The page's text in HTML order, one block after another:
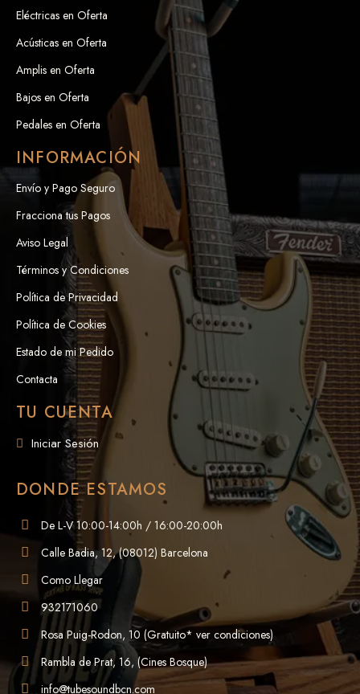
Eléctricas en Oferta
Acústicas en Oferta
Amplis en Oferta
Bajos en Oferta
Pedales en Oferta
INFORMACIÓN
Envío y Pago Seguro
Fracciona tus Pagos
Aviso Legal
Términos y Condiciones
Política de Privacidad
Política de Cookies
Estado de mi Pedido
Contacta
TU CUENTA
Iniciar Sesión
DONDE ESTAMOS
De L-V 10:00-14:00h / 16:00-20:00h
Calle Badia, 12, (08012) Barcelona
Como Llegar
932171060
Rosa Puig-Rodon, 10 (Gratuito* ver condiciones)
Rambla de Prat, 16, (Cines Bosque)
info@tubesoundbcn.com